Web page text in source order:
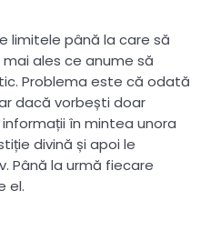
limitele până la care să
ales ce anume să
Problema este că odată
dacă vorbești doar
în mintea unora
divină și apoi le
Până la urmă fiecare
el.